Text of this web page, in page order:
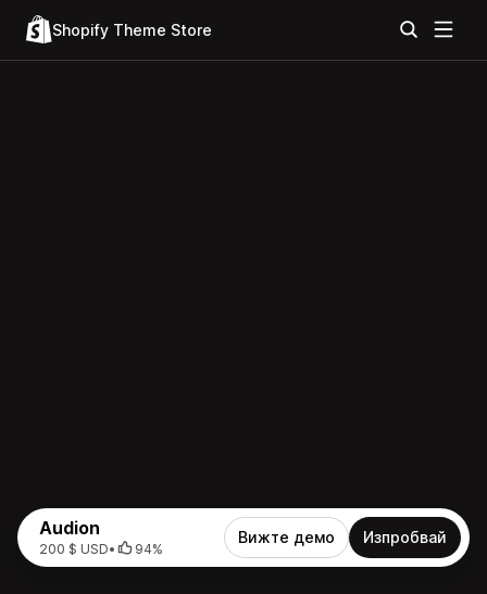
Shopify Theme Store
Audion
200 $ USD• 94%
Вижте демо Изпробвай